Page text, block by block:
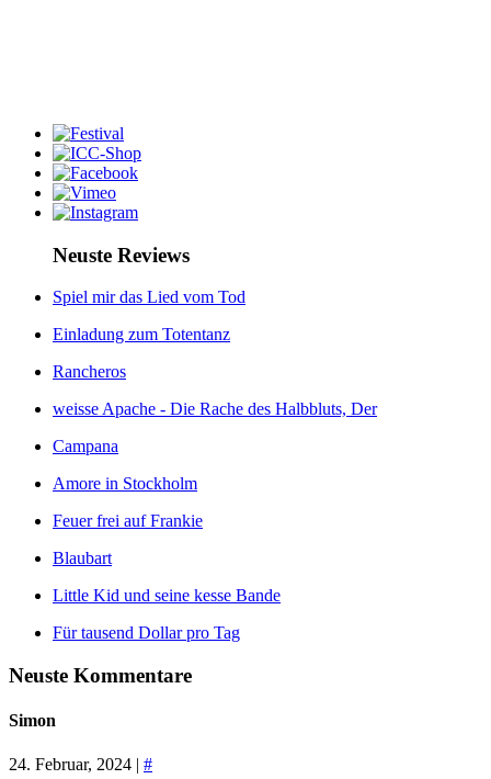
Neuste Reviews
Spiel mir das Lied vom Tod
Einladung zum Totentanz
Rancheros
weisse Apache - Die Rache des Halbbluts, Der
Campana
Amore in Stockholm
Feuer frei auf Frankie
Blaubart
Little Kid und seine kesse Bande
Für tausend Dollar pro Tag
Neuste Kommentare
Simon
24. Februar, 2024 | #